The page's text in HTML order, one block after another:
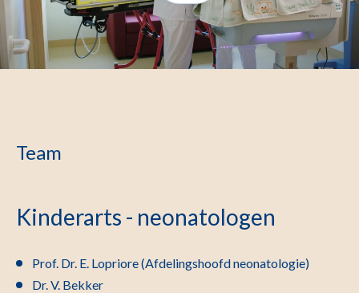
Team
Kinderarts - neonatologen
Prof. Dr. E. Lopriore (Afdelingshoofd neonatologie)
Dr. V. Bekker